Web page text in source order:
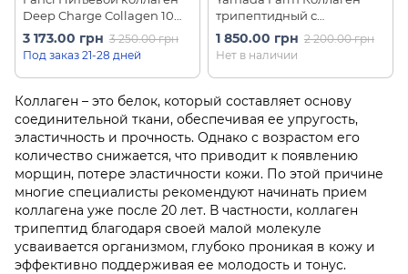
Deep Charge Collagen 10
шт на 10 дней
3 173.00 грн 3 250.00 грн
Под заказ 21-28 дней
трипептидный с
протеогликанами,
гиалуроновой кислотой и
на 30 дней
1 850.00 грн 2 200.00 грн
Нет в наличии
Коллаген – это белок, который составляет основу
соединительной ткани, обеспечивая ее упругость,
эластичность и прочность. Однако с возрастом его
количество снижается, что приводит к появлению
морщин, потере эластичности кожи. По этой причине
многие специалисты рекомендуют начинать прием
коллагена уже после 20 лет. В частности, коллаген
трипептид благодаря своей малой молекуле
усваивается организмом, глубоко проникая в кожу и
эффективно поддерживая ее молодость и тонус.